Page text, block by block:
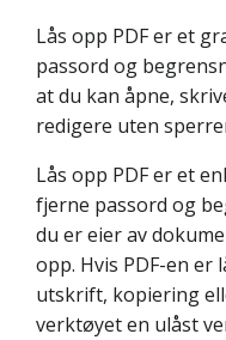
Lås opp PDF er et
passord og
at du kan åpne,
redigere uten
Lås opp PDF er et
fjerne passord og
du er eier av
opp. Hvis PDF-en er
utskrift, kopiering
verktøyet en ulåst